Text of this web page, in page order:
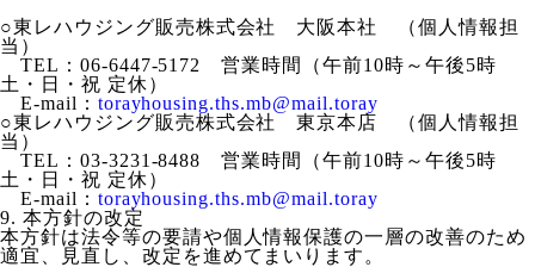
○東レハウジング販売株式会社 大阪本社 （個人情報担
当）
TEL：06-6447-5172 営業時間（午前10時～午後5時
土・日・祝 定休）
E-mail： torayhousing.ths.mb@mail.toray
○東レハウジング販売株式会社 東京本店 （個人情報担
当）
TEL：03-3231-8488 営業時間（午前10時～午後5時
土・日・祝 定休）
E-mail： torayhousing.ths.mb@mail.toray
9. 本方針の改定
本方針は法令等の要請や個人情報保護の一層の改善のため
適宜、見直し、改定を進めてまいります。